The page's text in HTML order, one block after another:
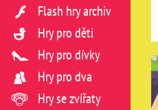
Flash hry archiv
Hry pro děti
Hry pro dívky
Hry pro dva
Hry se zvířaty